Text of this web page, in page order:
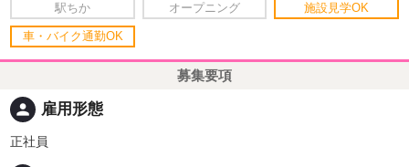
駅ちか オープニング 施設見学OK
車・バイク通勤OK
募集要項
person 雇用形態
正社員